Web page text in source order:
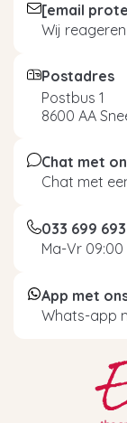
[email
Wij
Postadres
Postbus 1
8600 AA
Chat met
Chat met
033 699 693
Ma-Vr 09:00
App met
Whats-app